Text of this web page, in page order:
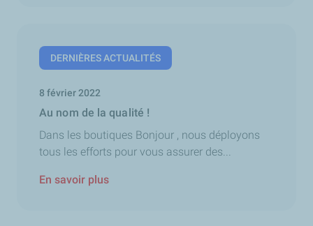
DERNIÈRES ACTUALITÉS
8 février 2022
Au nom de la qualité !
Dans les boutiques Bonjour , nous déployons
tous les efforts pour vous assurer des...
En savoir plus